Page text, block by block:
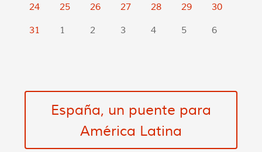
24
25 26 27 28 29
30
31
1 2 3 4 5 6
España, un puente para
América Latina